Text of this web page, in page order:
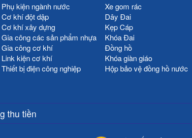
Phụ kiện ngành nước
Cơ khí đột dập
Cơ khí xây dựng
Gia công các sản phẩm nhựa
Gia công cơ khí
Link kiện cơ khí
Thiết bị điện công nghiệp
Xe gom rác
Dây Đai
Kẹp Cáp
Khóa Đai
Đồng hồ
Khóa giàn giáo
Hộp bảo vệ đồng hồ nước
thu tiền